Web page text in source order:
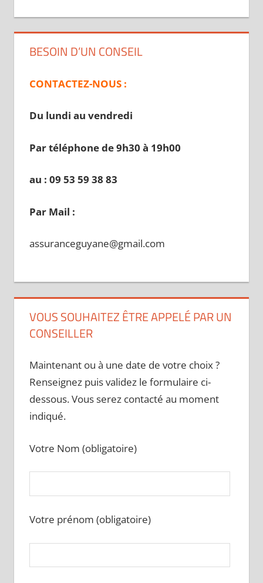
BESOIN D’UN CONSEIL
CONTACTEZ-NOUS :
Du lundi au vendredi
Par téléphone de 9h30 à 19h00
au : 09 53 59 38 83
Par Mail :
assuranceguyane@gmail.com
VOUS SOUHAITEZ ÊTRE APPELÉ PAR UN
CONSEILLER
Maintenant ou à une date de votre choix ?
Renseignez puis validez le formulaire ci-
dessous. Vous serez contacté au moment
indiqué.
Votre Nom (obligatoire)
Votre prénom (obligatoire)